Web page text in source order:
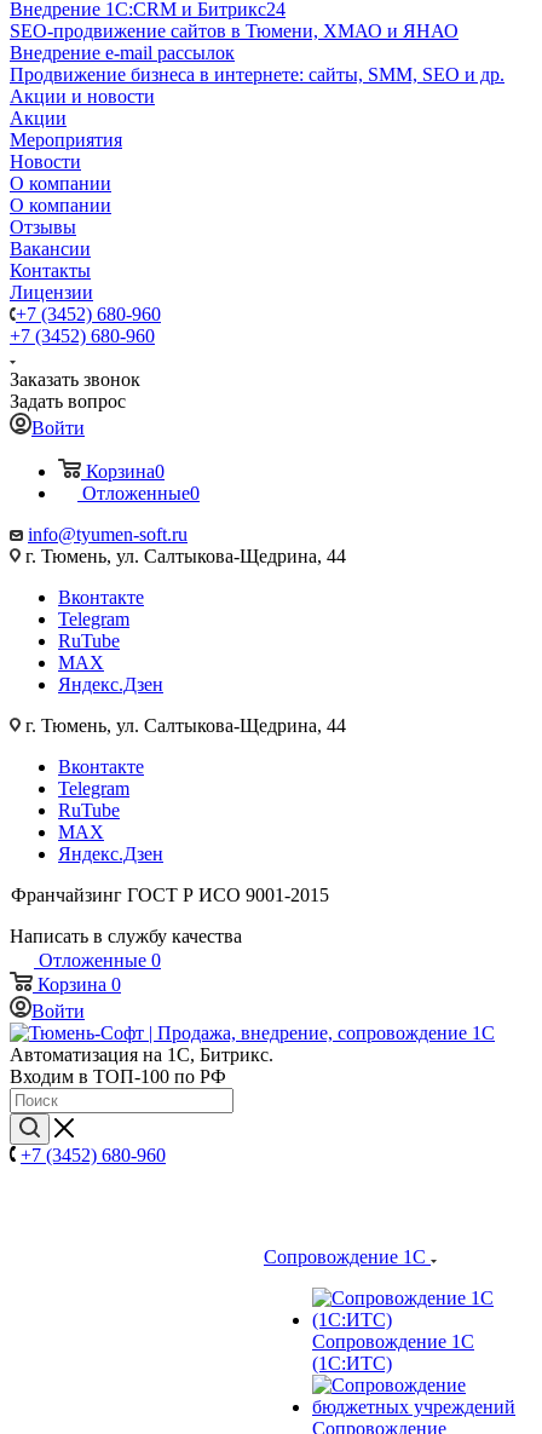
Внедрение 1C:CRM и Битрикс24
SEO-продвижение сайтов в Тюмени, ХМАО и ЯНАО
Внедрение e-mail рассылок
Продвижение бизнеса в интернете: сайты, SMM, SEO и др.
Акции и новости
Акции
Мероприятия
Новости
О компании
О компании
Отзывы
Вакансии
Контакты
Лицензии
+7 (3452) 680-960
+7 (3452) 680-960
Заказать звонок
Задать вопрос
Войти
Корзина0
Отложенные0
info@tyumen-soft.ru
г. Тюмень, ул. Салтыкова-Щедрина, 44
Вконтакте
Telegram
RuTube
MAX
Яндекс.Дзен
г. Тюмень, ул. Салтыкова-Щедрина, 44
Вконтакте
Telegram
RuTube
MAX
Яндекс.Дзен
Франчайзинг ГОСТ Р ИСО 9001-2015
Написать в службу качества
Отложенные 0
Корзина 0
Войти
Автоматизация на 1С, Битрикс.
Входим в ТОП-100 по РФ
+7 (3452) 680-960
Сопровождение 1С
Сопровождение 1С
(1С:ИТС)
Сопровождение